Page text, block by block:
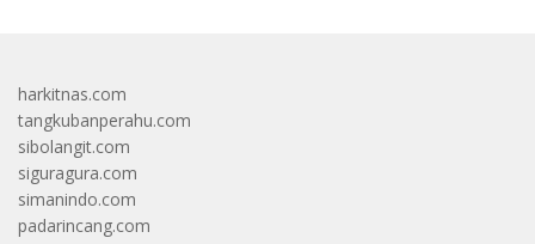
harkitnas.com
tangkubanperahu.com
sibolangit.com
siguragura.com
simanindo.com
padarincang.com